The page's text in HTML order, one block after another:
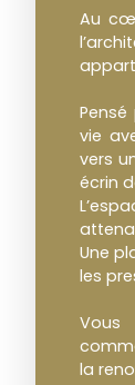
Au
vie
vers
écrin
Une
les
Vous
la